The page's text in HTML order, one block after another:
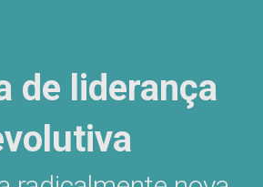
de liderança